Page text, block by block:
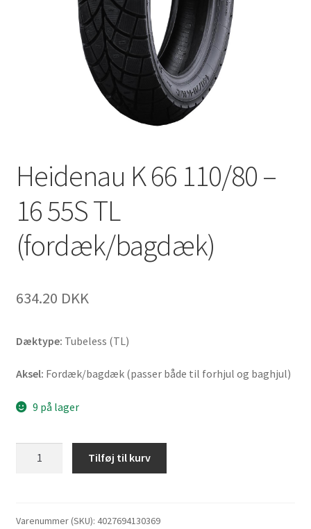
Heidenau K 66 110/80 –
16 55S TL
(fordæk/bagdæk)
634.20 DKK
Dæktype: Tubeless (TL)
Aksel: Fordæk/bagdæk (passer både til forhjul og baghjul)
9 på lager
-
Tilføj til kurv
Varenummer (SKU): 4027694130369